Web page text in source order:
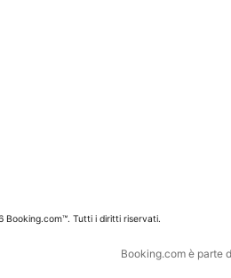
Booking.com™. Tutti i diritti riservati.
Booking.com è parte